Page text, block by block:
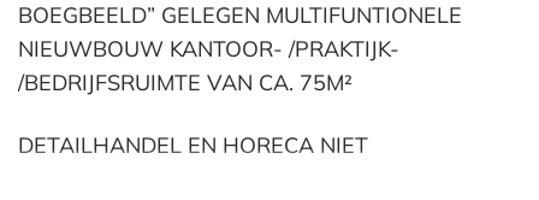
BOEGBEELD” GELEGEN MULTIFUNTIONELE
NIEUWBOUW KANTOOR- /PRAKTIJK-
/BEDRIJFSRUIMTE VAN CA. 75M²
DETAILHANDEL EN HORECA NIET